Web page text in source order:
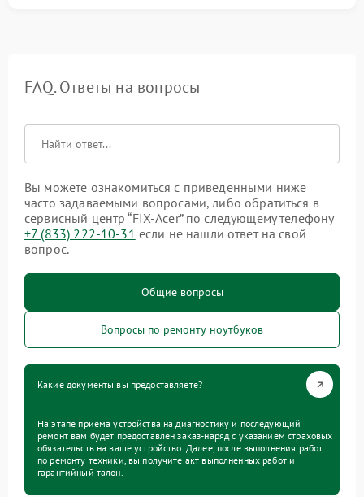
FAQ. Ответы на вопросы
Вы можете ознакомиться с приведенными ниже
часто задаваемыми вопросами, либо обратиться в
сервисный центр “FIX-Acer” по следующему телефону
+7 (833) 222-10-31 если не нашли ответ на свой
вопрос.
Общие вопросы
Вопросы по ремонту ноутбуков
Какие документы вы предоставляете?
На этапе приема устройства на диагностику и последующий
ремонт вам будет предоставлен заказ-наряд с указанием страховых
обязательств на ваше устройство. Далее, после выполнения работ
по ремонту техники, вы получите акт выполненных работ и
гарантийный талон.